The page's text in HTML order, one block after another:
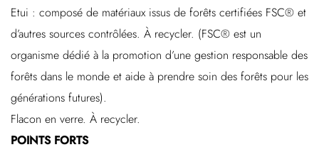
Etui : composé de matériaux issus de forêts certifiées FSC® et
d’autres sources contrôlées. À recycler. (FSC® est un
organisme dédié à la promotion d’une gestion responsable des
forêts dans le monde et aide à prendre soin des forêts pour les
générations futures).
Flacon en verre. À recycler.
POINTS FORTS